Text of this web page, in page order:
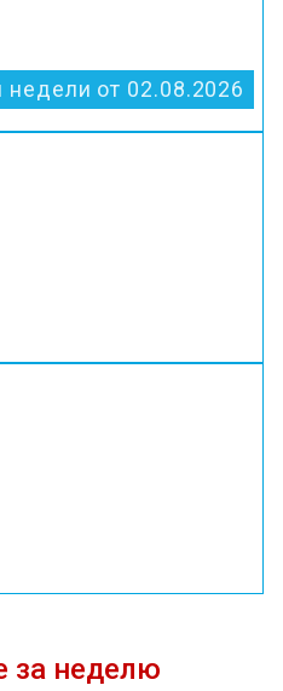
от 02.08.2026
за неделю